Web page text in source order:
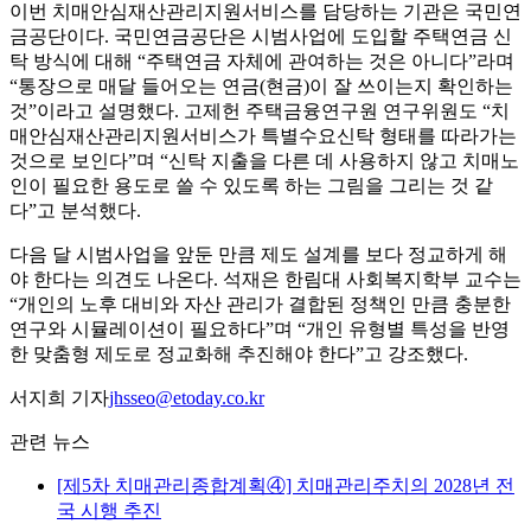
이번 치매안심재산관리지원서비스를 담당하는 기관은 국민연
금공단이다. 국민연금공단은 시범사업에 도입할 주택연금 신
탁 방식에 대해 “주택연금 자체에 관여하는 것은 아니다”라며
“통장으로 매달 들어오는 연금(현금)이 잘 쓰이는지 확인하는
것”이라고 설명했다. 고제헌 주택금융연구원 연구위원도 “치
매안심재산관리지원서비스가 특별수요신탁 형태를 따라가는
것으로 보인다”며 “신탁 지출을 다른 데 사용하지 않고 치매노
인이 필요한 용도로 쓸 수 있도록 하는 그림을 그리는 것 같
다”고 분석했다.
다음 달 시범사업을 앞둔 만큼 제도 설계를 보다 정교하게 해
야 한다는 의견도 나온다. 석재은 한림대 사회복지학부 교수는
“개인의 노후 대비와 자산 관리가 결합된 정책인 만큼 충분한
연구와 시뮬레이션이 필요하다”며 “개인 유형별 특성을 반영
한 맞춤형 제도로 정교화해 추진해야 한다”고 강조했다.
서지희 기자jhsseo@etoday.co.kr
관련 뉴스
[제5차 치매관리종합계획④] 치매관리주치의 2028년 전
국 시행 추진